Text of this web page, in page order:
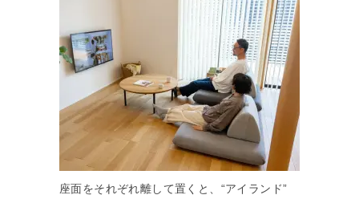
座面をそれぞれ離して置くと、“アイランド”